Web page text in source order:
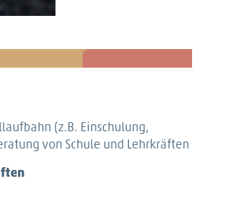
(z.B. Einschulung,
von Schule und Lehrkräften